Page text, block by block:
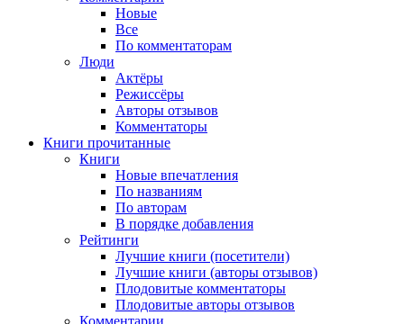
Новые
Все
По комментаторам
Люди
Актёры
Режиссёры
Авторы отзывов
Комментаторы
Книги прочитанные
Книги
Новые впечатления
По названиям
По авторам
В порядке добавления
Рейтинги
Лучшие книги (посетители)
Лучшие книги (авторы отзывов)
Плодовитые комментаторы
Плодовитые авторы отзывов
Комментарии